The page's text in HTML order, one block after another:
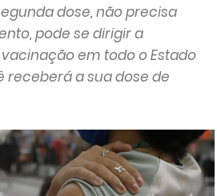
dose, não precisa
pode se dirigir a
em todo o Estado
receberá a sua dose de